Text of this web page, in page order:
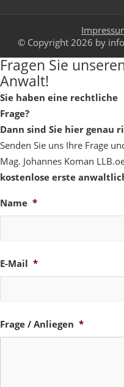
© Copyright 2026 by
Fragen Sie
Anwalt!
Sie haben eine rechtliche
Frage?
Dann sind Sie hier genau
Senden Sie uns Ihre Frage
Mag. Johannes Koman
kostenlose erste
Name *
E-Mail *
Frage / Anliegen *